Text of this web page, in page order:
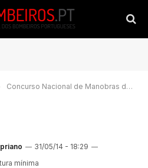
Concurso Nacional de Manobras decorre este fim-de-semana em Amora-Seixal
31/05/14 - 18:29
mínima